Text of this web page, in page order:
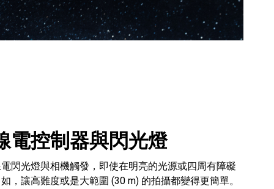
電控制器與閃光燈
閃光燈與相機觸發，即使在明亮的光源或四周有障礙
，讓高難度或是大範圍 (30 m) 的拍攝都變得更簡單。